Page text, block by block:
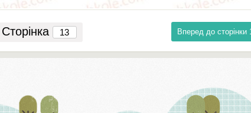
Сторінка Вперед до сторінки